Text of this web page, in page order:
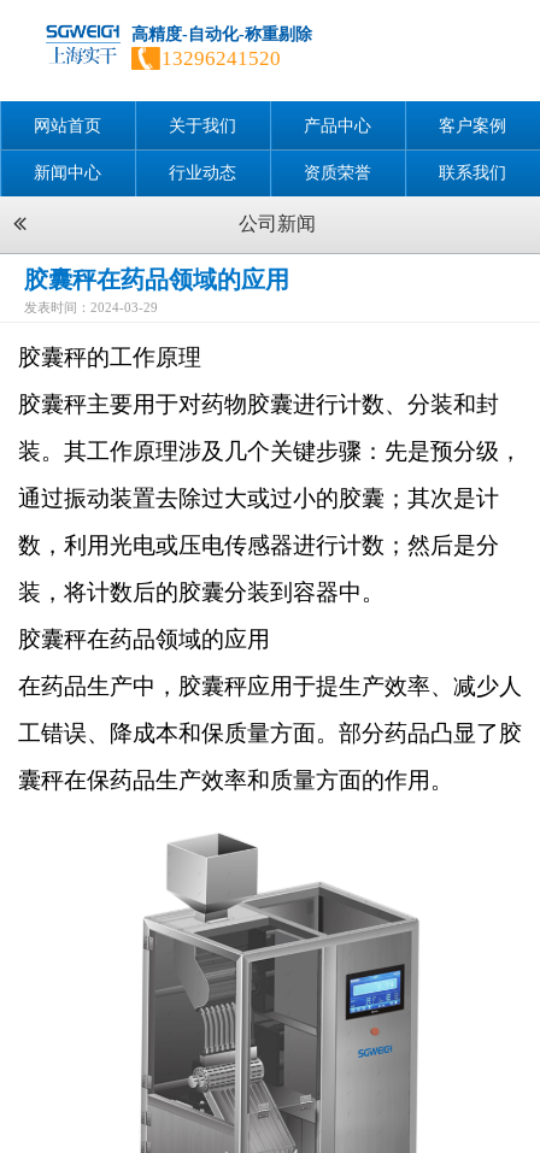
高精度-自动化-称重剔除
13296241520
网站首页 关于我们 产品中心 客户案例
新闻中心 行业动态 资质荣誉 联系我们
公司新闻
胶囊秤在药品领域的应用
发表时间：2024-03-29
胶囊秤的工作原理
胶囊秤主要用于对药物胶囊进行计数、分装和封
装。其工作原理涉及几个关键步骤：先是预分级，
通过振动装置去除过大或过小的胶囊；其次是计
数，利用光电或压电传感器进行计数；然后是分
装，将计数后的胶囊分装到容器中。
胶囊秤在药品领域的应用
在药品生产中，胶囊秤应用于提生产效率、减少人
工错误、降成本和保质量方面。部分药品凸显了胶
囊秤在保药品生产效率和质量方面的作用。